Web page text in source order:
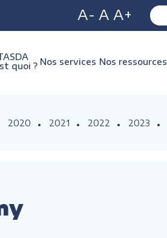
A- A A+
quoi ? Nos services Nos ressources
2020 2021 2022 2023